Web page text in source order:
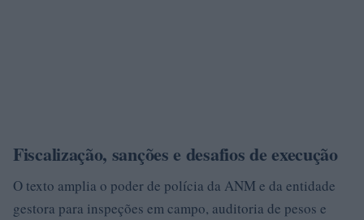
Fiscalização, sanções e desafios de execução
O texto amplia o poder de polícia da ANM e da entidade
gestora para inspeções em campo, auditoria de pesos e